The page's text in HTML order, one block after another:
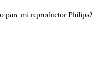
para mi reproductor Philips?